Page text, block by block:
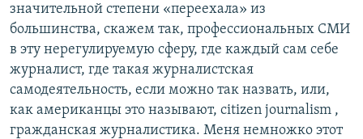
значительной степени «переехала» из
большинства, скажем так, профессиональных СМИ
в эту нерегулируемую сферу, где каждый сам себе
журналист, где такая журналистская
самодеятельность, если можно так назвать, или,
как американцы это называют, citizen journalism ,
гражданская журналистика. Меня немножко этот